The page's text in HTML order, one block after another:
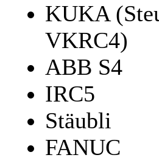
KUKA
VKRC4)
ABB S4
IRC5
Stäubli
FANUC